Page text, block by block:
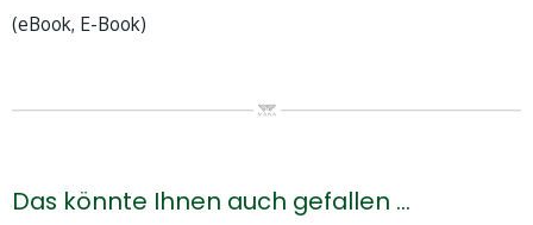
(eBook, E-Book)
Das könnte Ihnen auch gefallen …